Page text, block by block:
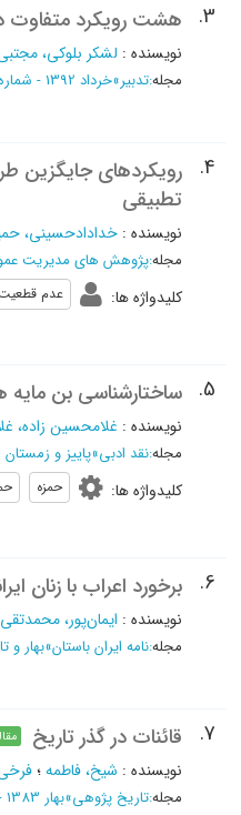
3. هشت رویکرد متفاوت
نویسنده : لشکر بلوکی،
مجله:تدبیر»خرداد 1392 - شماره 252
4.
رویکردهای جایگزین
تطبیقی
نویسنده : خدادادحسینی،
مجله:پژوهش های مدیریت
کلیدواژه ها: عدم
5. ساختارشناسی بن مایه
نویسنده : غلامحسین زاده،
مجله:نقد ادبی»پاییز و زمستان 1389 - شماره 11 و 12
کلیدواژه ها: حمزه
6. برخورد اعراب با زنان ایرانی 13 تا 132
نویسنده : ایمان‌پور، محمدتقی
مجله:نامه ایران باستان»بهار و تابستان
7. قائنات در گذر تاریخ
نویسنده : شیخ، فاطمه؛
مجله:تاریخ پژوهی»بهار 1383 - شماره 18